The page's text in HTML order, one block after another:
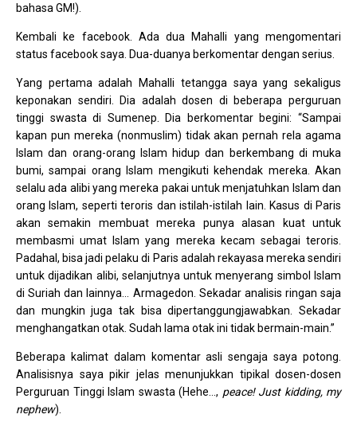
bahasa GM!).
Kembali ke facebook. Ada dua Mahalli yang mengomentari
status facebook saya. Dua-duanya berkomentar dengan serius.
Yang pertama adalah Mahalli tetangga saya yang sekaligus
keponakan sendiri. Dia adalah dosen di beberapa perguruan
tinggi swasta di Sumenep. Dia berkomentar begini: “Sampai
kapan pun mereka (nonmuslim) tidak akan pernah rela agama
Islam dan orang-orang Islam hidup dan berkembang di muka
bumi, sampai orang Islam mengikuti kehendak mereka. Akan
selalu ada alibi yang mereka pakai untuk menjatuhkan Islam dan
orang Islam, seperti teroris dan istilah-istilah lain. Kasus di Paris
akan semakin membuat mereka punya alasan kuat untuk
membasmi umat Islam yang mereka kecam sebagai teroris.
Padahal, bisa jadi pelaku di Paris adalah rekayasa mereka sendiri
untuk dijadikan alibi, selanjutnya untuk menyerang simbol Islam
di Suriah dan lainnya… Armagedon. Sekadar analisis ringan saja
dan mungkin juga tak bisa dipertanggungjawabkan. Sekadar
menghangatkan otak. Sudah lama otak ini tidak bermain-main.”
Beberapa kalimat dalam komentar asli sengaja saya potong.
Analisisnya saya pikir jelas menunjukkan tipikal dosen-dosen
Perguruan Tinggi Islam swasta (Hehe…, peace! Just kidding, my
nephew).